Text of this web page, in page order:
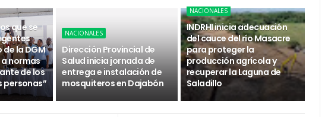
que se
de la DGM
normas
de los
personas”
NACIONALES
Dirección Provincial de
Salud inicia jornada de
entrega e instalación de
mosquiteros en Dajabón
NACIONALES
INDRHI inicia adecuación
del cauce del río Masacre
para proteger la
producción agrícola y
recuperar la Laguna de
Saladillo